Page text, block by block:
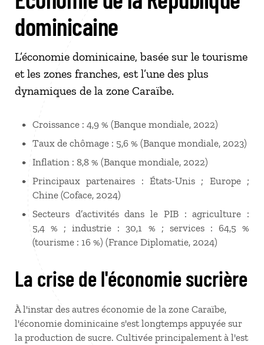
dominicaine
L’économie dominicaine, basée sur le tourisme
et les zones franches, est l’une des plus
dynamiques de la zone Caraïbe.
Croissance : 4,9 % (Banque mondiale, 2022)
Taux de chômage : 5,6 % (Banque mondiale, 2023)
Inflation : 8,8 % (Banque mondiale, 2022)
Principaux partenaires : États-Unis ; Europe ;
Chine (Coface, 2024)
Secteurs d’activités dans le PIB : agriculture :
5,4 % ; industrie : 30,1 % ; services : 64,5 %
(tourisme : 16 %) (France Diplomatie, 2024)
La crise de l'économie sucrière
À l'instar des autres économie de la zone Caraïbe,
l'économie dominicaine s'est longtemps appuyée sur
la production de sucre. Cultivée principalement à l'est